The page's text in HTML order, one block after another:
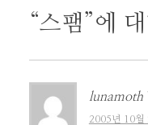
게
이
션
“스팸 ”에
lunamoth
2005년 10월